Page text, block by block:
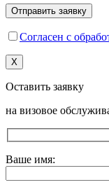
Согласен с
X
Оставить заявку
на визовое
Ваше имя: